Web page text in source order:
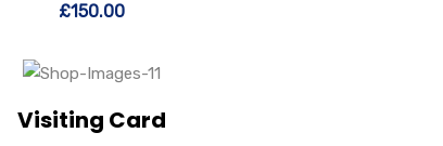
£150.00
Visiting Card